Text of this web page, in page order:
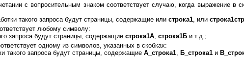
с вопросительным знаком соответствует случаю, когда выражение в
такого запроса будут страницы, содержащие или строка1, или
любому символу:
запроса будут страницы, содержащие строка1А, строка1Б и т.д.;
одному из символов, указанных в скобках:
такого запроса будут страницы, содержащие А_строка1, Б_строка1 и